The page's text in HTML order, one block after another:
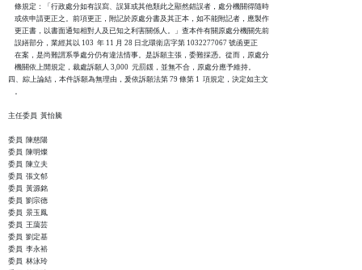
    條規定：「行政處分如有誤寫、誤算或其他類此之顯然錯誤者，處分機關得隨時
    或依申請更正之。前項更正，附記於原處分書及其正本，如不能附記者，應製作
    更正書，以書面通知相對人及已知之利害關係人。」查本件有關原處分機關先前
    誤繕部分，業經其以 103  年 11 月 28 日北環衛店字第 1032277067 號函更正
    在案，是尚難謂系爭處分仍有違法情事。是訴願主張，委難採憑。從而，原處分
    機關依上開規定，裁處訴願人 3,000  元罰鍰，並無不合，原處分應予維持。
四、綜上論結，本件訴願為無理由，爰依訴願法第 79 條第 1  項規定，決定如主文
    。
主任委員  黃怡騰
委員  陳慈陽
委員  陳明燦
委員  陳立夫
委員  張文郁
委員  黃源銘
委員  劉宗德
委員  景玉鳳
委員  王藹芸
委員  劉定基
委員  李永裕
委員  林泳玲